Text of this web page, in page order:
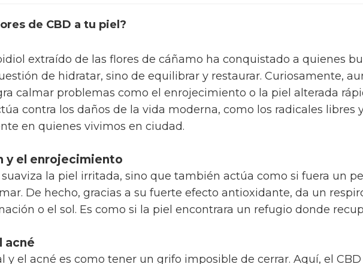
de CBD a tu piel?
extraído de las flores de cáñamo ha conquistado a quienes
de hidratar, sino de equilibrar y restaurar. Curiosamente,
calmar problemas como el enrojecimiento o la piel alterada
contra los daños de la vida moderna, como los radicales libres
en quienes vivimos en ciudad.
y el enrojecimiento
la piel irritada, sino que también actúa como si fuera un
De hecho, gracias a su fuerte efecto antioxidante, da un
o el sol. Es como si la piel encontrara un refugio donde
acné
y el acné es como tener un grifo imposible de cerrar. Aquí, el